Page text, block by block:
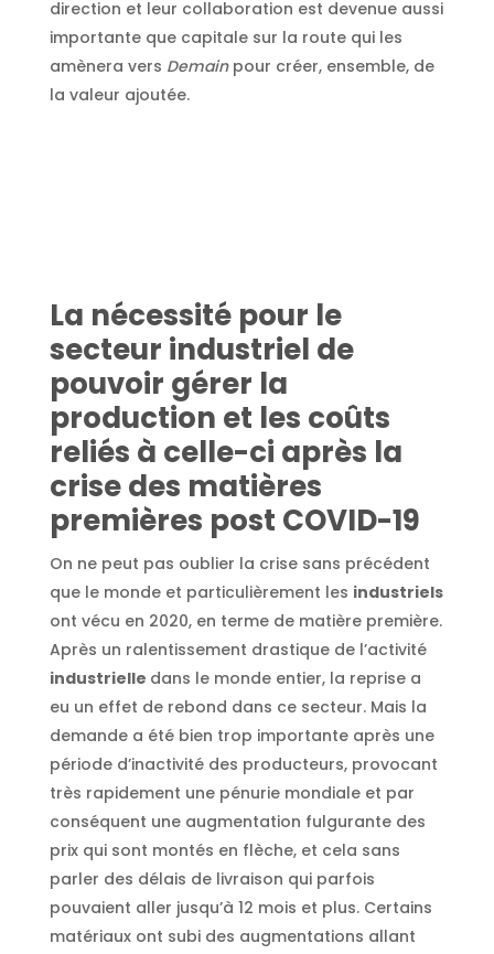
direction et leur collaboration est devenue aussi
importante que capitale sur la route qui les
amènera vers Demainpour créer, ensemble, de
la valeur ajoutée.
La nécessité pour le
secteur industriel de
pouvoir gérer la
production et les coûts
reliés à celle-ci après la
crise des matières
premières post COVID-19
On ne peut pas oublier la crise sans précédent
que le monde et particulièrement les industriels
ont vécu en 2020, en terme de matière première.
Après un ralentissement drastique de l’activité
industrielle dans le monde entier, la reprise a
eu un effet de rebond dans ce secteur. Mais la
demande a été bien trop importante après une
période d’inactivité des producteurs, provocant
très rapidement une pénurie mondiale et par
conséquent une augmentation fulgurante des
prix qui sont montés en flèche, et cela sans
parler des délais de livraison qui parfois
pouvaient aller jusqu’à 12 mois et plus. Certains
matériaux ont subi des augmentations allant